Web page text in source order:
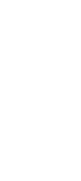
Las
la apertura de
mantener sus
Guzmán,
grandes
pero la
por la tarde
empezado a
como dueños
supervivencia